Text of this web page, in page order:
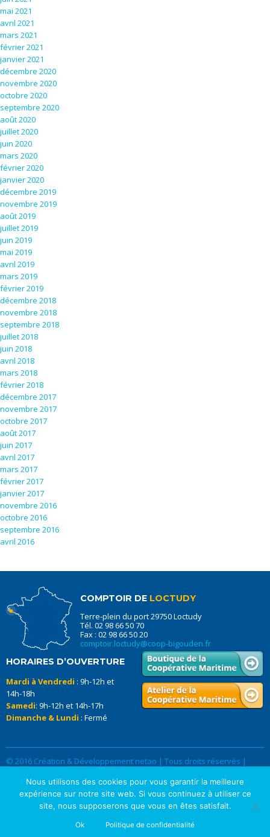
mai 2021
avril 2021
mars 2021
février 2021
janvier 2021
décembre 2020
novembre 2020
octobre 2020
septembre 2020
août 2020
juillet 2020
juin 2020
mars 2020
février 2020
janvier 2020
décembre 2019
novembre 2019
août 2019
juillet 2019
juin 2019
mai 2019
avril 2019
mars 2019
février 2019
décembre 2018
novembre 2018
septembre 2018
juillet 2018
juin 2018
avril 2018
mars 2018
février 2018
décembre 2017
novembre 2017
octobre 2017
août 2017
juin 2017
avril 2017
mars 2017
février 2017
janvier 2017
novembre 2016
octobre 2016
septembre 2016
avril 2016
COMPTOIR DE LOCTUDY
Terre-plein du port 29750 Loctudy
Tél. 02 98 66 50 70
Fax : 02 98 66 50 20
comptoir.loctudy@coop-bigouden.fr
HORAIRES D’OUVERTURE
Mardi à Vendredi : 9h-12h et
14h-18h
Samedi: 9h-12h et 14h-17h
Dimanche & Lundi : Fermé
© 2016 Création & Développement netao | Tous droits réservés |
Nous utilisons des cookies pour vous garantir la meilleure
expérience sur notre site web. Si vous continuez à utiliser ce
site, nous supposerons que vous en êtes satisfait.
Ok Politique de confidentialité